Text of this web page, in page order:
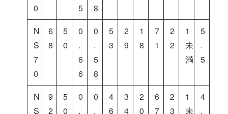
0
5
8
N
S
7
0
6
8
5
0
0
.
6
6
0
.
5
8
5
3
2
9
1
8
7
1
2
2
1
未
満
5
.
5
N
S
9
2
5
0
0
.
0
.
4
6
3
4
2
0
6
7
2
3
1
未
4
.